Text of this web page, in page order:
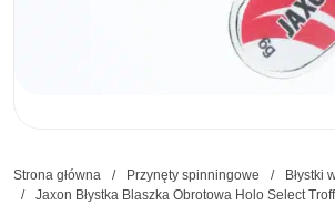
Strona główna / Przynęty spinningowe / Błystki
/
Jaxon Błystka Blaszka Obrotowa Holo Select